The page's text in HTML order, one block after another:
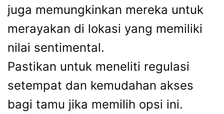
juga memungkinkan mereka untuk
merayakan di lokasi yang memiliki
nilai sentimental.
Pastikan untuk meneliti regulasi
setempat dan kemudahan akses
bagi tamu jika memilih opsi ini.